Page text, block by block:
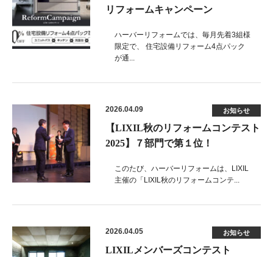
リフォームキャンペーン
ハーバーリフォームでは、毎月先着3組様
限定で、 住宅設備リフォーム4点パック
が通...
2026.04.09 お知らせ
【LIXIL秋のリフォームコンテスト
2025】７部門で第１位！
このたび、ハーバーリフォームは、LIXIL
主催の「LIXIL秋のリフォームコンテ...
2026.04.05 お知らせ
LIXILメンバーズコンテスト